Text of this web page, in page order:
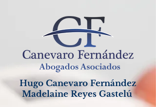
Hugo Canevaro Fernández
Madelaine Reyes Gastelú